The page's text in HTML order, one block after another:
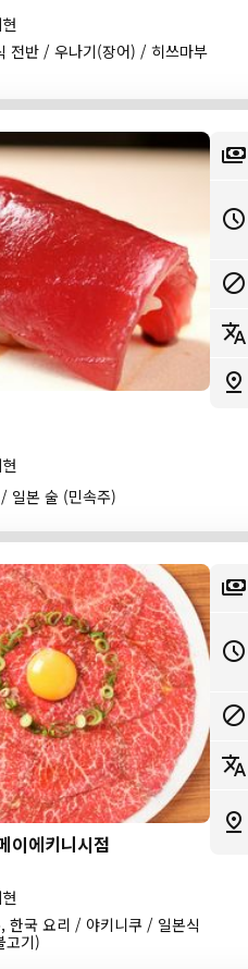
전반 / 우나기(장어) / 히쓰마부
일본 술 (민속주)
이에키니시점
한국 요리 / 야키니쿠 / 일본식
고기)